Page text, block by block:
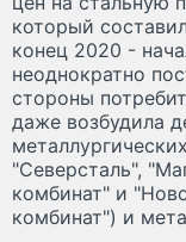
который
конец 2020 -
неоднократно
стороны
даже возбудила
"Северсталь",
комбинат" и
комбинат") и